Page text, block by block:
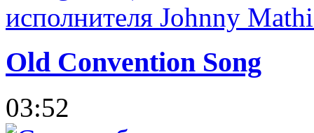
Old Convention Song
03:52